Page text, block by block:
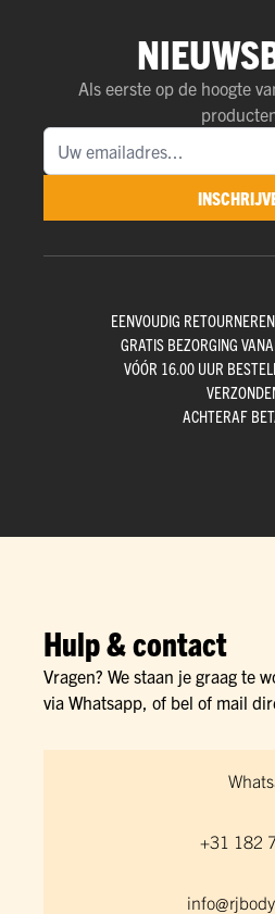
Als eerste op de hoogte
EENVOUDIG
GRATIS BEZORGING
VÓÓR 16.00 UUR
ACHTERAF
Hulp & contact
Vragen? We staan je graag te
via Whatsapp, of bel of mail
+31 182